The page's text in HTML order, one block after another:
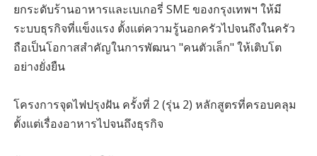
ยกระดับร้านอาหารและเบเกอรี่ SME ของกรุงเทพฯ ให้มี
ระบบธุรกิจที่แข็งแรง ตั้งแต่ความรู้นอกครัวไปจนถึงในครัว
ถือเป็นโอกาสสำคัญในการพัฒนา "คนตัวเล็ก" ให้เติบโต
อย่างยั่งยืน
โครงการจุดไฟปรุงฝัน ครั้งที่ 2 (รุ่น 2) หลักสูตรที่ครอบคลุม
ตั้งแต่เรื่องอาหารไปจนถึงธุรกิจ